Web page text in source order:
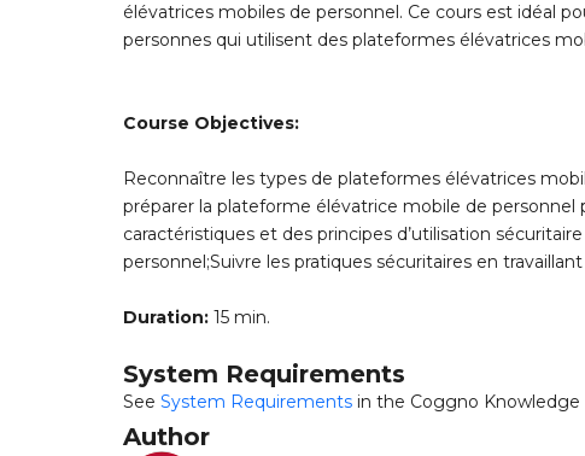
élévatrices mobiles de personnel. Ce cours est idéal
personnes qui utilisent des plateformes élévatrices
Course Objectives:
Reconnaître les types de plateformes élévatrices
préparer la plateforme élévatrice mobile de personnel
caractéristiques et des principes d’utilisation
personnel;Suivre les pratiques sécuritaires en
Duration: 15 min.
System Requirements
See System Requirements in the Coggno Knowledge
Author